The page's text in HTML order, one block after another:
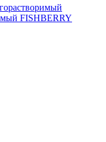
FISHBERRY